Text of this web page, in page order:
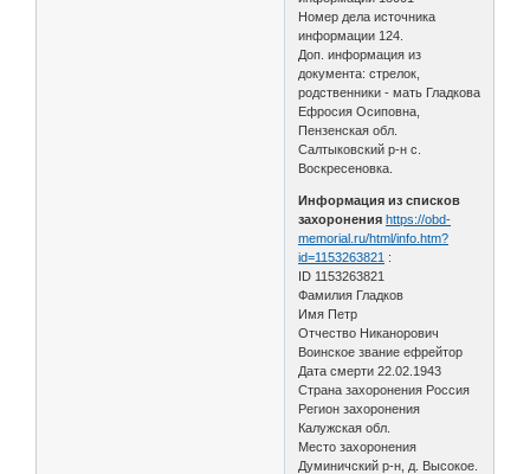
Номер дела источника
информации 124.
Доп. информация из
документа: стрелок,
родственники - мать Гладкова
Ефросия Осиповна,
Пензенская обл.
Салтыковский р-н с.
Воскресеновка.
Информация из списков
захоронения https://obd-
memorial.ru/html/info.htm?
id=1153263821 :
ID 1153263821
Фамилия Гладков
Имя Петр
Отчество Никанорович
Воинское звание ефрейтор
Дата смерти 22.02.1943
Страна захоронения Россия
Регион захоронения
Калужская обл.
Место захоронения
Думиничский р-н, д. Высокое.